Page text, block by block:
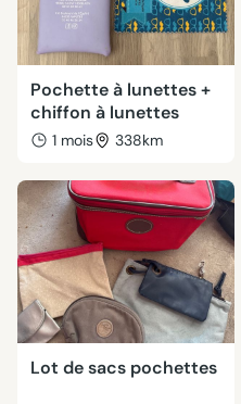
Pochette à lunettes +
chiffon à lunettes
1 mois 338km
Lot de sacs pochettes